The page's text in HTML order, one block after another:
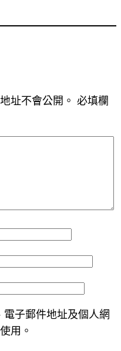
址不會公開。 必填欄
子郵件地址及個人網
用。